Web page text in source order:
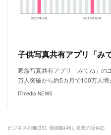
家族写真共有アプリ「みてね」の
万人突破から約5カ月で100万人
ITmedia NEWS
ビジネスの種(33) 価値観(46) 未来の話(42)